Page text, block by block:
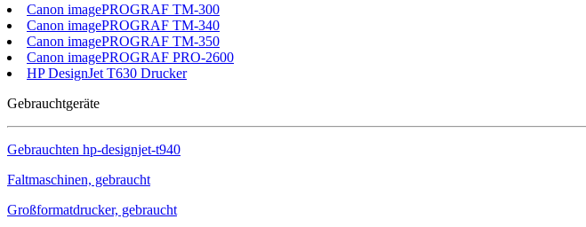
Canon imagePROGRAF TM-300
Canon imagePROGRAF TM-340
Canon imagePROGRAF TM-350
Canon imagePROGRAF PRO-2600
HP DesignJet T630 Drucker
Gebrauchtgeräte
Gebrauchten hp-designjet-t940
Faltmaschinen, gebraucht
Großformatdrucker, gebraucht